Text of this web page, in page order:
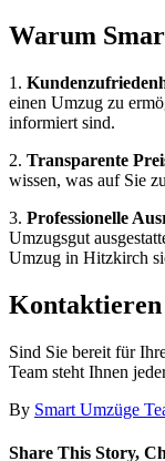
Warum
1.
einen Umzug zu
informiert sind.
2. Transparente
wissen, was auf Sie
3. Professionelle
Umzugsgut
Umzug in Hitzkirch
Kontaktieren
Sind Sie bereit für
Team steht Ihnen
By Smart Umzüge
Share This Story,